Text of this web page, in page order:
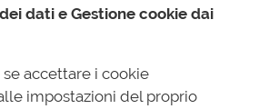
dati e Gestione cookie dai
accettare i cookie
impostazioni del proprio